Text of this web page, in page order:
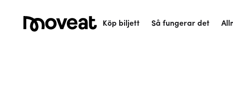
Köp biljett Så fungerar det